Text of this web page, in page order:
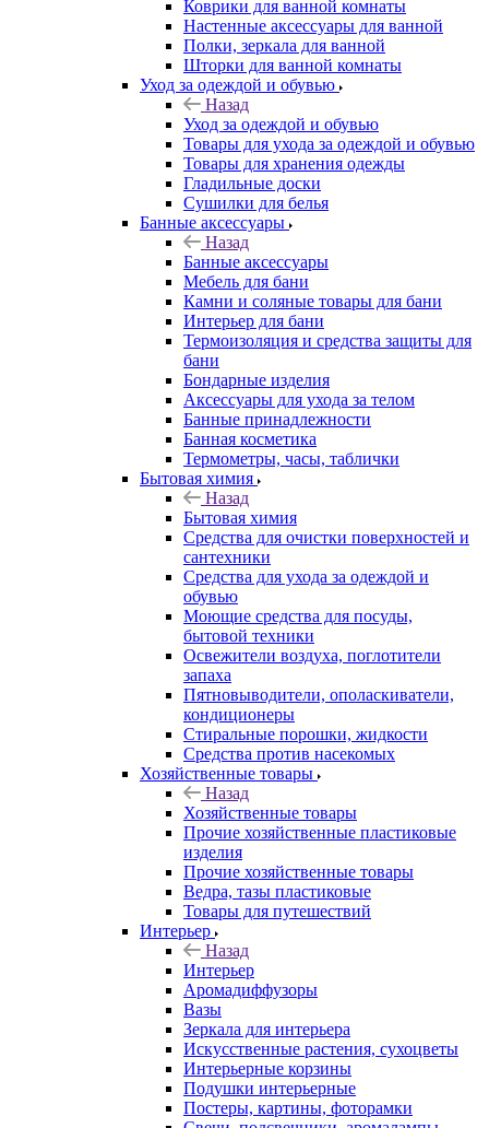
Коврики для ванной комнаты
Настенные аксессуары для ванной
Полки, зеркала для ванной
Шторки для ванной комнаты
Уход за одеждой и обувью
Назад
Уход за одеждой и обувью
Товары для ухода за одеждой и обувью
Товары для хранения одежды
Гладильные доски
Сушилки для белья
Банные аксессуары
Назад
Банные аксессуары
Мебель для бани
Камни и соляные товары для бани
Интерьер для бани
Термоизоляция и средства защиты для
бани
Бондарные изделия
Аксеcсуары для ухода за телом
Банные принадлежности
Банная косметика
Термометры, часы, таблички
Бытовая химия
Назад
Бытовая химия
Средства для очистки поверхностей и
сантехники
Средства для ухода за одеждой и
обувью
Моющие средства для посуды,
бытовой техники
Освежители воздуха, поглотители
запаха
Пятновыводители, ополаскиватели,
кондиционеры
Стиральные порошки, жидкости
Средства против насекомых
Хозяйственные товары
Назад
Хозяйственные товары
Прочие хозяйственные пластиковые
изделия
Прочие хозяйственные товары
Ведра, тазы пластиковые
Товары для путешествий
Интерьер
Назад
Интерьер
Аромадиффузоры
Вазы
Зеркала для интерьера
Искусственные растения, сухоцветы
Интерьерные корзины
Подушки интерьерные
Постеры, картины, фоторамки